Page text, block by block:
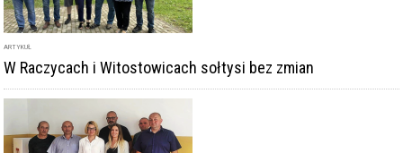
ARTYKUŁ
W Raczycach i Witostowicach sołtysi bez zmian